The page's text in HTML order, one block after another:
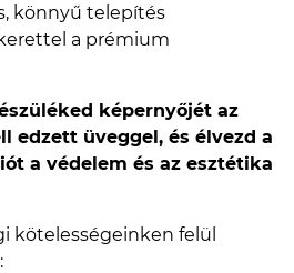
könnyű telepítés
a prémium
képernyőjét az
edzett üveggel, és élvezd a
a védelem és az esztétika
kötelességeinken felül